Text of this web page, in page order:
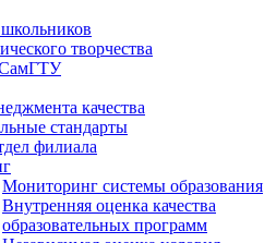
творчества
качества
стандарты
филиала
Мониторинг системы образования
Внутренняя оценка качества
образовательных программ